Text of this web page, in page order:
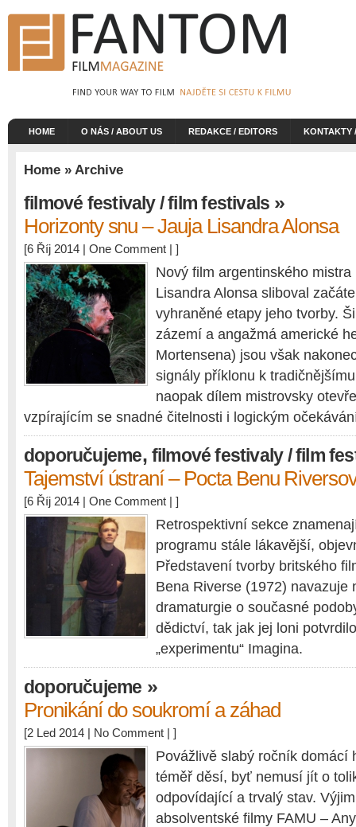
HOME O NÁS / ABOUT US REDAKCE / EDITORS KONTAKTY
Home » Archive
filmové festivaly / film festivals »
Horizonty snu – Jauja Lisandra Alonsa
[6 Říj 2014 | One Comment | ]
Nový film argentinského mistra
Lisandra Alonsa sliboval
vyhraněné etapy jeho tvorby.
zázemí a angažmá americké
Mortensena) jsou však
signály příklonu k
naopak dílem mistrovsky
vzpírajícím se snadné čitelnosti i logickým
doporučujeme, filmové festivaly / film
Tajemství ústraní – Pocta Benu
[6 Říj 2014 | One Comment | ]
Retrospektivní sekce
programu stále lákavější,
Představení tvorby britského
Bena Riverse (1972) navazuje
dramaturgie o současné
dědictví, tak jak jej loni
„experimentu“ Imagina.
doporučujeme »
Pronikání do soukromí a záhad
[2 Led 2014 | No Comment | ]
Povážlivě slabý ročník domácí
téměř děsí, byť nemusí jít o
odpovídající a trvalý stav.
absolventské filmy FAMU –